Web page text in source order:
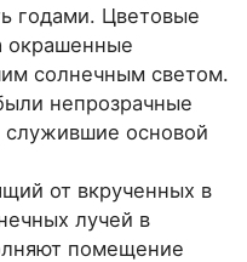
годами. Цветовые
окрашенные
солнечным светом.
непрозрачные
служившие основой
от вкрученных в
лучей в
помещение